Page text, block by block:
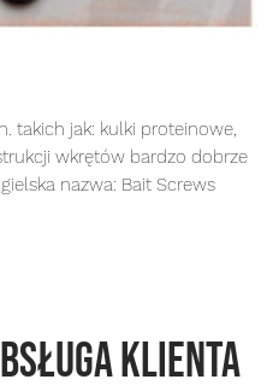
takich jak: kulki proteinowe,
wkrętów bardzo dobrze
nazwa: Bait Screws
KLIENTA